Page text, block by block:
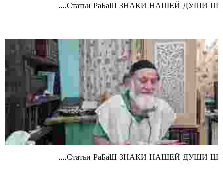
Статьи РаБаШ ЗНАКИ НАШЕЙ ДУШИ Ш....
Статьи РаБаШ ЗНАКИ НАШЕЙ ДУШИ Ш....